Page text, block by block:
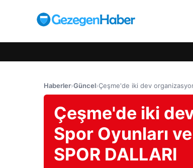
Haberler›Güncel›Çeşme'de iki dev
Çeşme'de iki
Spor Oyunları
SPOR DALLARI